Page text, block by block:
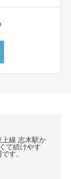
線 志木駅か
て続けやす
す。